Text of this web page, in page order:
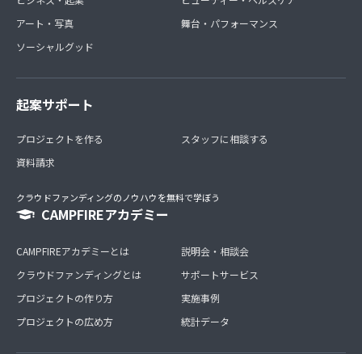
アート・写真
ソーシャルグッド
舞台・パフォーマンス
起案サポート
プロジェクトを作る
資料請求
スタッフに相談する
クラウドファンディングのノウハウを無料で学ぼう
CAMPFIREアカデミー
CAMPFIREアカデミーとは
クラウドファンディングとは
プロジェクトの作り方
プロジェクトの広め方
説明会・相談会
サポートサービス
実施事例
統計データ